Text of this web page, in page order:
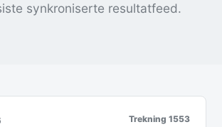
synkroniserte resultatfeed.
Trekning 1553